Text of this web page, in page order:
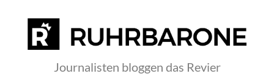
Journalisten bloggen das Revier